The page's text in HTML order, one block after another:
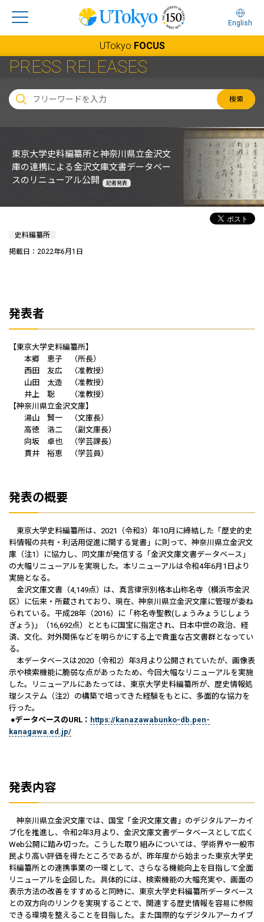
English
UTokyo FOCUS
PRESS RELEASES
検索
東京大学史料編纂所と神奈川県立金沢文
庫の連携による金沢文庫文書データベー
スのリニューアル公開
記者発表
史料編纂所
掲載日：2022年6月1日
発表者
【東京大学史料編纂所】
本郷 恵子 （所長）
西田 友広 （准教授）
山田 太造 （准教授）
井上 聡 （准教授）
【神奈川県立金沢文庫】
湯山 賢一 （文庫長）
高徳 浩二 （副文庫長）
向坂 卓也 （学芸課長）
貫井 裕恵 （学芸員）
発表の概要
東京大学史料編纂所は、2021（令和3）年10月に締結した「歴史的史
料情報の共有・利活用促進に関する覚書」に則って、神奈川県立金沢文
庫（注1）に協力し、同文庫が発信する「金沢文庫文書データベース」
の大幅リニューアルを実現した。本リニューアルは令和4年6月1日より
実施となる。
金沢文庫文書（4,149点）は、真言律宗別格本山称名寺（横浜市金沢
区）に伝来・所蔵されており、現在、神奈川県立金沢文庫に管理が委ね
られている。平成28年（2016）に「称名寺聖教(しょうみょうじしょう
ぎょう)」（16,692点）とともに国宝に指定され、日本中世の政治、経
済、文化、対外関係などを明らかにする上で貴重な古文書群となってい
る。
本データベースは2020（令和2）年3月より公開されていたが、画像表
示や検索機能に脆弱な点があったため、今回大幅なリニューアルを実施
した。リニューアルにあたっては、東京大学史料編纂所が、歴史情報処
理システム（注2）の構築で培ってきた経験をもとに、多面的な協力を
行った。
●データベースのURL： https://kanazawabunko-db.pen-
kanagawa.ed.jp/
発表内容
神奈川県立金沢文庫では、国宝「金沢文庫文書」のデジタルアーカイ
ブ化を推進し、令和2年3月より、金沢文庫文書データベースとして広く
Web公開に踏み切った。こうした取り組みについては、学術界や一般市
民より高い評価を得たところであるが、昨年度から始まった東京大学史
料編纂所との連携事業の一環として、さらなる機能向上を目指して全面
リニューアルを企図した。具体的には、検索機能の大幅充実や、画面の
表示方法の改善をすすめると同時に、東京大学史料編纂所データベース
との双方向のリンクを実現することで、関連する歴史情報を容易に参照
できる環境を整えることを目指した。また国際的なデジタルアーカイブ